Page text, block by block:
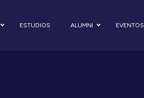
ESTUDIOS ALUMNI EVENTOS